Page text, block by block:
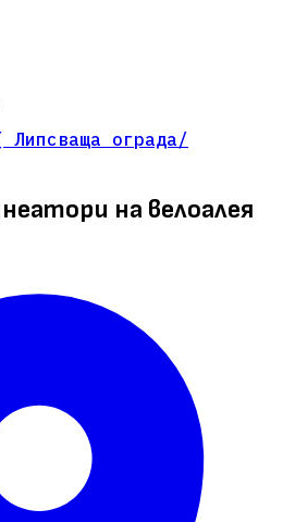
Липсваща ограда/
на велоалея